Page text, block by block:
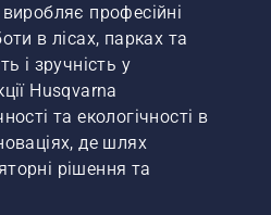
момент,
які вам
потрібні.
професійні
в лісах, парках та
і зручність у
Husqvarna
та екологічності в
де шлях
рішення та